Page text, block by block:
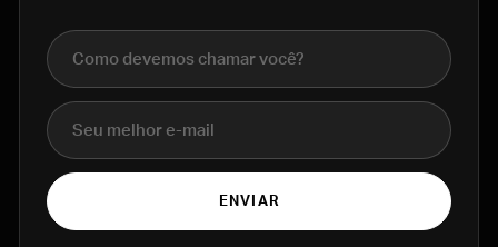
Nome completo
E-mail
ENVIAR